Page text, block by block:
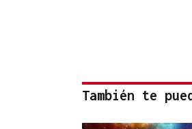
También te